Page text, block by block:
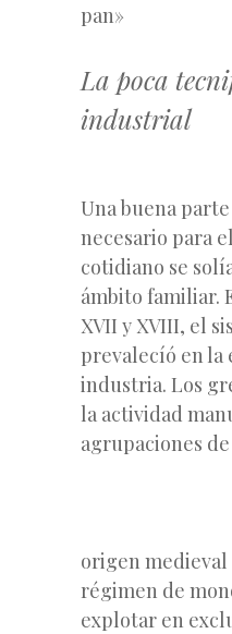
pan»
La poca
industrial
Una buena
necesario para
cotidiano se
ámbito familiar.
XVII y XVIII, el
prevalecíó en la
industria. Los
la actividad
agrupaciones
origen
régimen de
explotar en